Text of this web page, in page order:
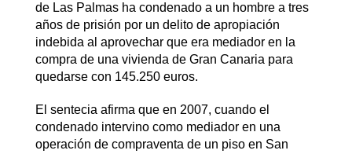
de Las Palmas ha condenado a un hombre a tres
años de prisión por un delito de apropiación
indebida al aprovechar que era mediador en la
compra de una vivienda de Gran Canaria para
quedarse con 145.250 euros.
El sentecia afirma que en 2007, cuando el
condenado intervino como mediador en una
operación de compraventa de un piso en San